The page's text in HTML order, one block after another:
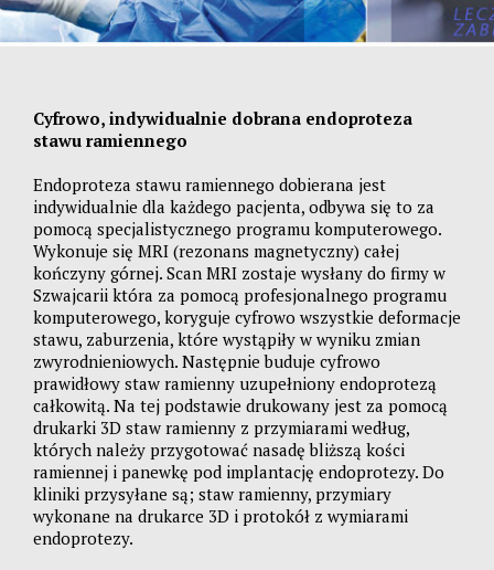
Cyfrowo, indywidualnie dobrana endoproteza
stawu ramiennego
Endoproteza stawu ramiennego dobierana jest
indywidualnie dla każdego pacjenta, odbywa się to za
pomocą specjalistycznego programu komputerowego.
Wykonuje się MRI (rezonans magnetyczny) całej
kończyny górnej. Scan MRI zostaje wysłany do firmy w
Szwajcarii która za pomocą profesjonalnego programu
komputerowego, koryguje cyfrowo wszystkie deformacje
stawu, zaburzenia, które wystąpiły w wyniku zmian
zwyrodnieniowych. Następnie buduje cyfrowo
prawidłowy staw ramienny uzupełniony endoprotezą
całkowitą. Na tej podstawie drukowany jest za pomocą
drukarki 3D staw ramienny z przymiarami według,
których należy przygotować nasadę bliższą kości
ramiennej i panewkę pod implantację endoprotezy. Do
kliniki przysyłane są; staw ramienny, przymiary
wykonane na drukarce 3D i protokół z wymiarami
endoprotezy.